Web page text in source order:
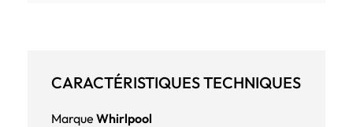
CARACTÉRISTIQUES TECHNIQUES
Marque Whirlpool